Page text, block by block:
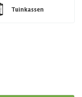
Tuinkassen